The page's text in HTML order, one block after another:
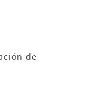
de